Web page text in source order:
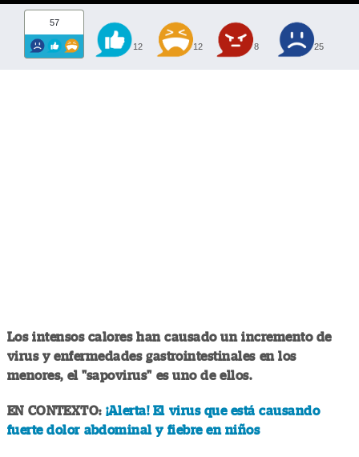
57
12 12 8 25
Los intensos calores han causado un incremento de
virus y enfermedades gastrointestinales en los
menores, el "sapovirus" es uno de ellos.
EN CONTEXTO: ¡Alerta! El virus que está causando
fuerte dolor abdominal y fiebre en niños